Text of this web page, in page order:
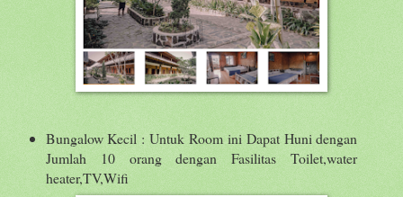
Bungalow Kecil : Untuk Room ini Dapat Huni dengan
Jumlah 10 orang dengan Fasilitas Toilet,water
heater,TV,Wifi